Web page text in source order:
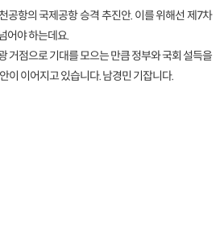
공항의 국제공항 승격 추진안. 이를 위해선 제7차
어야 하는데요.
거점으로 기대를 모으는 만큼 정부와 국회 설득을
이 이어지고 있습니다. 남경민 기잡니다.